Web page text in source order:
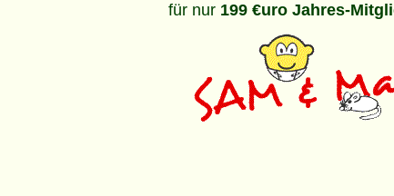
für nur 199 €uro Jahres-